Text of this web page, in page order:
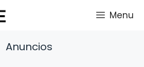
Menu
Anuncios